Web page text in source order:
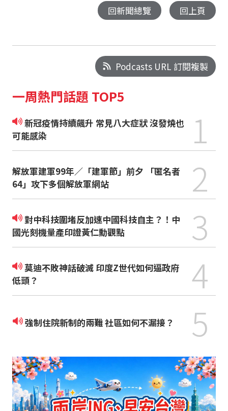
回新聞總覽 回上頁
Podcasts URL 訂閱複製
一周熱門話題 TOP5
新冠疫情持續飆升 常見八大症狀 沒發燒也
可能感染
1
解放軍建軍99年／「建軍節」前夕 「匿名者
64」攻下多個解放軍網站
2
對中科技圍堵反加速中國科技自主？！中
國光刻機量產印證黃仁勳觀點
3
莫迪不敗神話破滅 印度Z世代如何逼政府
低頭？
4
強制住院新制的兩難 社區如何不漏接？ 5